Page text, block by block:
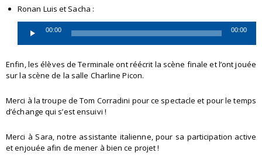
Ronan Luis et Sacha :
audio
00:00 00:00
Enfin, les élèves de Terminale ont réécrit la scène finale et l’ont jouée
sur la scène de la salle Charline Picon.
Merci à la troupe de Tom Corradini pour ce spectacle et pour le temps
d’échange qui s’est ensuivi !
Merci à Sara, notre assistante italienne, pour sa participation active
et enjouée afin de mener à bien ce projet !